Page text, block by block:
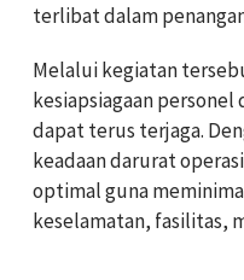
terlibat dalam
Melalui kegiatan
kesiapsiagaan
dapat terus terjaga.
keadaan darurat
optimal guna
keselamatan, fasilitas,